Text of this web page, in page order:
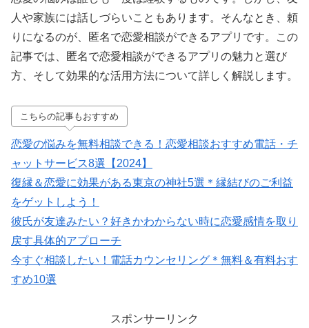
人や家族には話しづらいこともあります。そんなとき、頼
りになるのが、匿名で恋愛相談ができるアプリです。この
記事では、匿名で恋愛相談ができるアプリの魅力と選び
方、そして効果的な活用方法について詳しく解説します。
こちらの記事もおすすめ
恋愛の悩みを無料相談できる！恋愛相談おすすめ電話・チ
ャットサービス8選【2024】
復縁＆恋愛に効果がある東京の神社5選＊縁結びのご利益
をゲットしよう！
彼氏が友達みたい？好きかわからない時に恋愛感情を取り
戻す具体的アプローチ
今すぐ相談したい！電話カウンセリング＊無料＆有料おす
すめ10選
スポンサーリンク